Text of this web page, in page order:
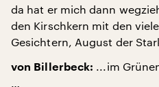
da hat er mich dann
den Kirschkern mit den
Gesichtern, August der
von Billerbeck: ...im
…